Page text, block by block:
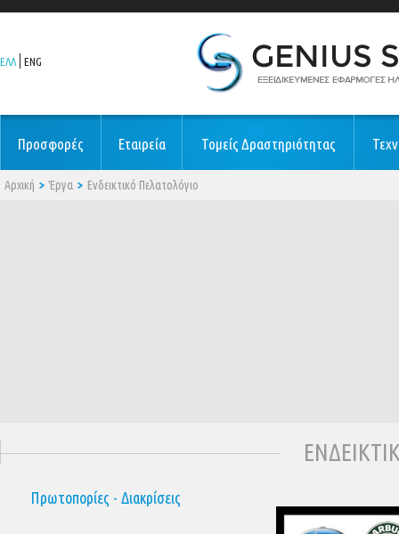
ΕΛΛ ENG
Προσφορές Εταιρεία Τομείς Δραστηριότητας
Αρχική Έργα Ενδεικτικό Πελατολόγιο
Πρωτοπορίες - Διακρίσεις